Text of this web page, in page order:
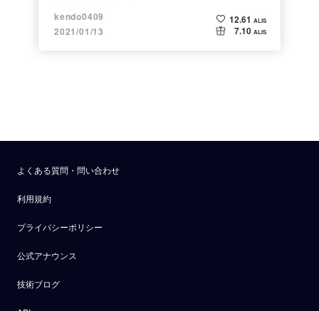
kendo0409
2021/01/13
12.61 ALIS
7.10 ALIS
よくある質問・問い合わせ
利用規約
プライバシーポリシー
公式アナウンス
技術ブログ